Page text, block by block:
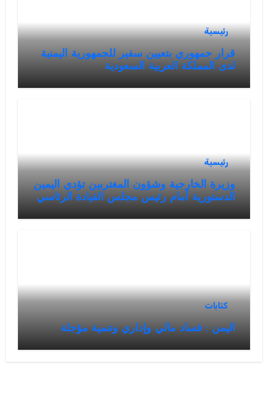
رئيسية
قرار جمهوري بتعيين سفير للجمهورية اليمنية
لدى المملكة العربية السعودية
رئيسية
وزيرة الخارجية وشؤون المغتربين تؤدي اليمين
الدستورية أمام رئيس مجلس القيادة الرئاسي
كتابات
اليمن : فساد مالي وإداري وتنمية مؤجلة